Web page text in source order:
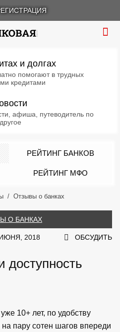
и долгах
помогают в трудных
кредитами
афиша, путеводитель по
РЕЙТИНГ БАНКОВ
РЕЙТИНГ МФО
Отзывы о банках
О БАНКАХ
2018 ОБСУДИТЬ
доступность
10+ лет, по удобству
пару сотен шагов впереди